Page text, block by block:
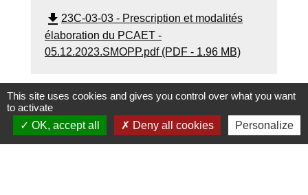
file_download 23C-03-03 - Prescription et modalités
élaboration du PCAET -
05.12.2023.SMOPP.pdf (PDF - 1.96 MB)
This site uses cookies and gives you control over what you want
to activate
OK, accept all
Deny all cookies Personalize